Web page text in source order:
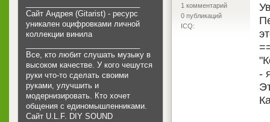
1 комментарий
0 публикаций
ICQ:
-
Сайт Андрея (Gitarist) - ресурс
уникален оцифровками личной
коллекции винила
Все, кто любит слушать музыку в
высоком качестве. У кого чешутся
руки что-то сделать своими
руками, улучшить и
модернизировать. Кто хочет
общения с единомышленниками.
Cайт U.L.F. DIY SOUND